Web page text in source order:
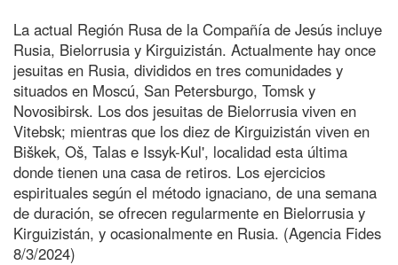
La actual Región Rusa de la Compañía de Jesús incluye
Rusia, Bielorrusia y Kirguizistán. Actualmente hay once
jesuitas en Rusia, divididos en tres comunidades y
situados en Moscú, San Petersburgo, Tomsk y
Novosibirsk. Los dos jesuitas de Bielorrusia viven en
Vitebsk; mientras que los diez de Kirguizistán viven en
Biškek, Oš, Talas e Issyk-Kul', localidad esta última
donde tienen una casa de retiros. Los ejercicios
espirituales según el método ignaciano, de una semana
de duración, se ofrecen regularmente en Bielorrusia y
Kirguizistán, y ocasionalmente en Rusia. (Agencia Fides
8/3/2024)